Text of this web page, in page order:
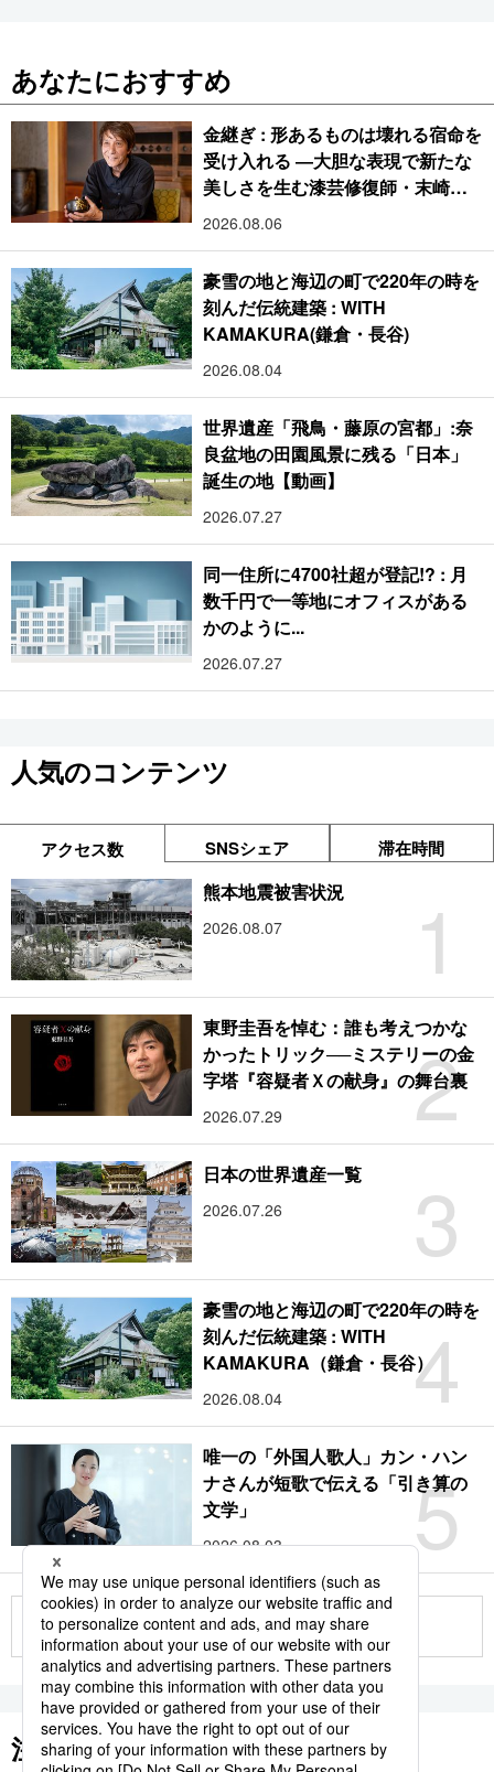
あなたにおすすめ
金継ぎ : 形あるものは壊れる宿命を
受け入れる ―大胆な表現で新たな
美しさを生む漆芸修復師・末崎広
樹
2026.08.06
豪雪の地と海辺の町で220年の時を
刻んだ伝統建築 : WITH
KAMAKURA(鎌倉・長谷)
2026.08.04
世界遺産「飛鳥・藤原の宮都」:奈
良盆地の田園風景に残る「日本」
誕生の地【動画】
2026.07.27
同一住所に4700社超が登記!? : 月
数千円で一等地にオフィスがある
かのように...
2026.07.27
人気のコンテンツ
アクセス数 SNSシェア 滞在時間
1
熊本地震被害状況
2026.08.07
2
東野圭吾を悼む：誰も考えつかな
かったトリック──ミステリーの金
字塔『容疑者Ｘの献身』の舞台裏
2026.07.29
3
日本の世界遺産一覧
2026.07.26
4
豪雪の地と海辺の町で220年の時を
刻んだ伝統建築 : WITH
KAMAKURA（鎌倉・長谷）
2026.08.04
5
唯一の「外国人歌人」カン・ハン
ナさんが短歌で伝える「引き算の
文学」
2026.08.03
もっと見る
注目のキーワード